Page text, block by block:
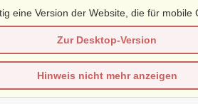
eine Version der Website, die für mobile
Zur Desktop-Version
Hinweis nicht mehr anzeigen